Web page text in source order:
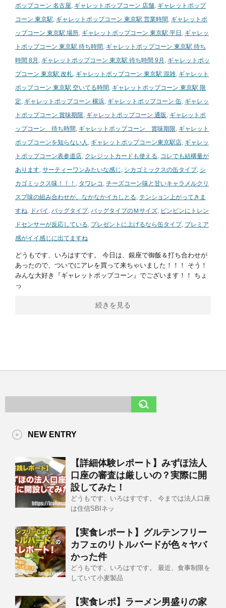
ポップコーン 名古屋, ギャレットポップコーン 店舗, ギャレットポップ
コーン 東京駅, ギャレットポップコーン 東京駅 営業時間, ギャレットポ
ップコーン 東京駅 場所, ギャレットポップコーン 東京駅 平日 , ギャレッ
トポップコーン 東京駅 待ち時間, ギャレットポップコーン 東京駅 待ち
時間 8月 , ギャレットポップコーン 東京駅 待ち時間 9月 , ギャレットポッ
プコーン 東京駅 改札, ギャレットポップコーン 東京駅 混雑, ギャレット
ポップコーン 東京駅 空いてる時間, ギャレットポップコーン 東京駅 限
定, ギャレットポップコーン 横浜, ギャレットポップコーン 缶, ギャレッ
トポップコーン 賞味期限, ギャレットポップコーン 通販, ギャレットポ
ップコーン 待ち時間, ギャレットポップコーン 賞味期限, ギャレット
ポップコーンを知らない人 , ギャレットポップコーン東京駅店, ギャレッ
トポップコーン表参道店, クレジットカードも使える, コレでも結構量が
あります, サーティーワンみたいな感じ , シカゴミックスの缶タイプ, シ
カゴミックス味！！！ , タワレコ , チーズコーン味と甘いキャラメルクリ
スプ味の組み合わせが、なかなかイカしとる, テンション上がってきま
すね, ドバイ , バッグタイプ, バッグタイプのＭサイズ, ビンビンにトレン
ドセンサーが反応している, プレゼントに上げるなら缶タイプ, プレミア
感がイイ感じに出てますね
どうもです、いろはすです。 今日は、銀座で御飯＆打ち合わせが
あったので、ついでにアレを買って来ちゃいました！！！ そう！
みんな大好き『ギャレットポップコーン』でございます！！ ちょ
っ
続きを見る
NEW ENTRY
【詳細体験レポート】みずほ法人
口座の審査は厳しいの？実際に開
設してみた！
どうもです、いろはすです。 今までは法人口座
は住信SBIネッ
【実食レポート】グルテンフリー
カフェのリトルバードが色々ヤバ
かった件
どうもです、いろはすです。 最近、食事制限を
していて小麦製品
【実食レポ】ラーメン男盛りの家